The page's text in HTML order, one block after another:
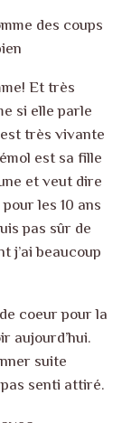
des coups
Et très
si elle parle
est très vivante
est sa fille
et veut dire
les 10 ans
pas sûr de
j’ai beaucoup
coeur pour la
aujourd’hui.
suite
senti attiré.